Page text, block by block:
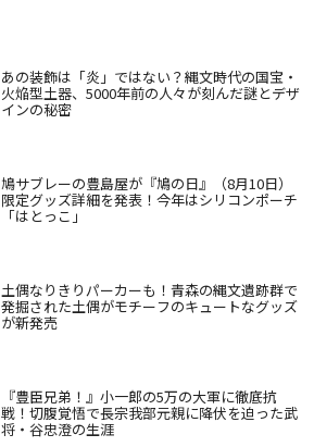
あの装飾は「炎」ではない？縄文時代の国宝・
火焔型土器、5000年前の人々が刻んだ謎とデザ
インの秘密
鳩サブレーの豊島屋が『鳩の日』（8月10日）
限定グッズ詳細を発表！今年はシリコンポーチ
「はとっこ」
土偶なりきりパーカーも！青森の縄文遺跡群で
発掘された土偶がモチーフのキュートなグッズ
が新発売
『豊臣兄弟！』小一郎の5万の大軍に徹底抗
戦！切腹覚悟で長宗我部元親に降伏を迫った武
将・谷忠澄の生涯